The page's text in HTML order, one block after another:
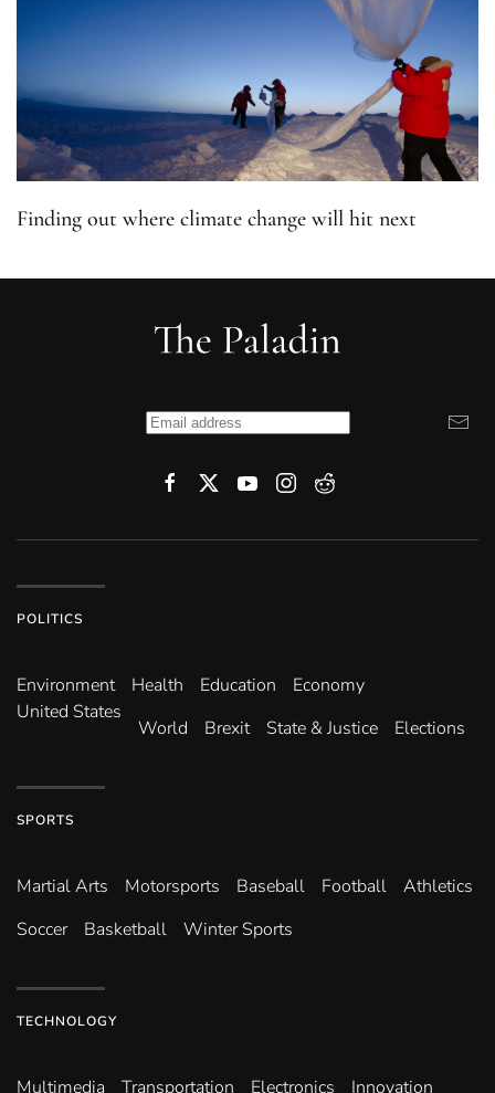
Finding out where climate change will hit next
POLITICS
Environ­ment Health Education
Economy
United States
World Brexit State & Justice Elections
SPORTS
Martial Arts Motorsports Baseball Football
Athletics
Soccer
Basketball Winter Sports
TECHNOLOGY
Multimedia Transportation Electronics
Innovation